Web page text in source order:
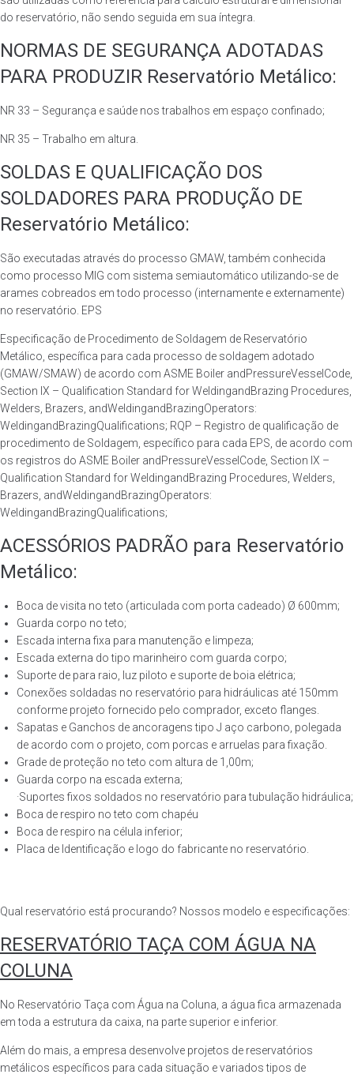
do reservatório, não sendo seguida em sua íntegra.
NORMAS DE SEGURANÇA ADOTADAS
PARA PRODUZIR Reservatório Metálico:
NR 33 – Segurança e saúde nos trabalhos em espaço confinado;
NR 35 – Trabalho em altura.
SOLDAS E QUALIFICAÇÃO DOS
SOLDADORES PARA PRODUÇÃO DE
Reservatório Metálico:
São executadas através do processo GMAW, também conhecida
como processo MIG com sistema semiautomático utilizando-se de
arames cobreados em todo processo (internamente e externamente)
no reservatório. EPS
Especificação de Procedimento de Soldagem de Reservatório
Metálico, específica para cada processo de soldagem adotado
(GMAW/SMAW) de acordo com ASME Boiler andPressureVesselCode,
Section IX – Qualification Standard for WeldingandBrazing Procedures,
Welders, Brazers, andWeldingandBrazingOperators:
WeldingandBrazingQualifications; RQP – Registro de qualificação de
procedimento de Soldagem, específico para cada EPS, de acordo com
os registros do ASME Boiler andPressureVesselCode, Section IX –
Qualification Standard for WeldingandBrazing Procedures, Welders,
Brazers, andWeldingandBrazingOperators:
WeldingandBrazingQualifications;
ACESSÓRIOS PADRÃO para Reservatório
Metálico:
Boca de visita no teto (articulada com porta cadeado) Ø 600mm;
Guarda corpo no teto;
Escada interna fixa para manutenção e limpeza;
Escada externa do tipo marinheiro com guarda corpo;
Suporte de para raio, luz piloto e suporte de boia elétrica;
Conexões soldadas no reservatório para hidráulicas até 150mm
conforme projeto fornecido pelo comprador, exceto flanges.
Sapatas e Ganchos de ancoragens tipo J aço carbono, polegada
de acordo com o projeto, com porcas e arruelas para fixação.
Grade de proteção no teto com altura de 1,00m;
Guarda corpo na escada externa;
·Suportes fixos soldados no reservatório para tubulação hidráulica;
Boca de respiro no teto com chapéu
Boca de respiro na célula inferior;
Placa de Identificação e logo do fabricante no reservatório.
Qual reservatório está procurando? Nossos modelo e especificações:
RESERVATÓRIO TAÇA COM ÁGUA NA
COLUNA
No Reservatório Taça com Água na Coluna, a água fica armazenada
em toda a estrutura da caixa, na parte superior e inferior.
Além do mais, a empresa desenvolve projetos de reservatórios
metálicos específicos para cada situação e variados tipos de